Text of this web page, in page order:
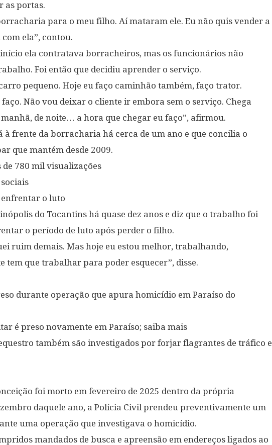
as portas.
para o meu filho. Aí mataram ele. Eu não quis vender a
ela”, contou.
ela contratava borracheiros, mas os funcionários não
Foi então que decidiu aprender o serviço.
pequeno. Hoje eu faço caminhão também, faço trator.
Não vou deixar o cliente ir embora sem o serviço. Chega
de noite… a hora que chegar eu faço”, afirmou.
à frente da borracharia há cerca de um ano e que concilia o
que mantém desde 2009.
de 780 mil visualizações
o luto
do Tocantins há quase dez anos e diz que o trabalho foi
o período de luto após perder o filho.
ruim demais. Mas hoje eu estou melhor, trabalhando,
tem que trabalhar para poder esquecer”, disse.
durante operação que apura homicídio em Paraíso do
é preso novamente em Paraíso; saiba mais
também são investigados por forjar flagrantes de tráfico e
foi morto em fevereiro de 2025 dentro da própria
daquele ano, a Polícia Civil prendeu preventivamente um
uma operação que investigava o homicídio.
mandados de busca e apreensão em endereços ligados ao